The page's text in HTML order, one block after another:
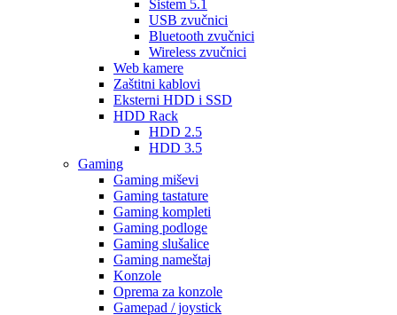
Sistem 5.1
USB zvučnici
Bluetooth zvučnici
Wireless zvučnici
Web kamere
Zaštitni kablovi
Eksterni HDD i SSD
HDD Rack
HDD 2.5
HDD 3.5
Gaming
Gaming miševi
Gaming tastature
Gaming kompleti
Gaming podloge
Gaming slušalice
Gaming nameštaj
Konzole
Oprema za konzole
Gamepad / joystick